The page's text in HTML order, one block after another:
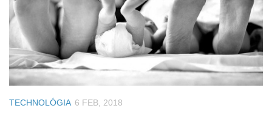
TECHNOLÓGIA 6 FEB, 2018